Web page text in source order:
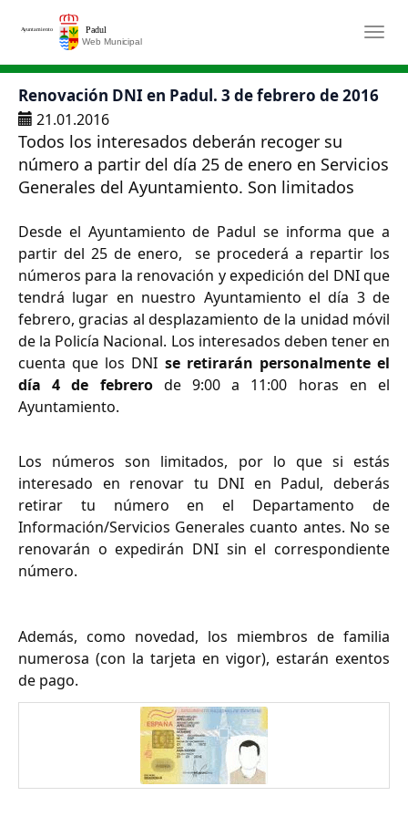
Saltar al contenido principal
Renovación DNI en Padul. 3 de febrero de 2016
21.01.2016
Todos los interesados deberán recoger su
número a partir del día 25 de enero en Servicios
Generales del Ayuntamiento. Son limitados
Desde el Ayuntamiento de Padul se informa que a
partir del 25 de enero, se procederá a repartir los
números para la renovación y expedición del DNI que
tendrá lugar en nuestro Ayuntamiento el día 3 de
febrero, gracias al desplazamiento de la unidad móvil
de la Policía Nacional. Los interesados deben tener en
cuenta que los DNI se retirarán personalmente el
día 4 de febrerode 9:00 a 11:00 horas en el
Ayuntamiento.
Los números son limitados, por lo que si estás
interesado en renovar tu DNI en Padul, deberás
retirar tu número en el Departamento de
Información/Servicios Generales cuanto antes. No se
renovarán o expedirán DNI sin el correspondiente
número.
Además, como novedad, los miembros de familia
numerosa (con la tarjeta en vigor), estarán exentos
de pago.